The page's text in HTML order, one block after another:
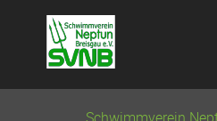
Navigation
überspringen